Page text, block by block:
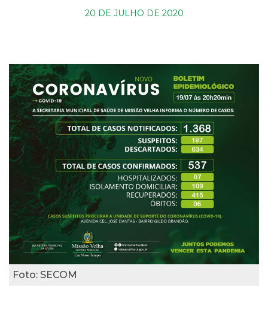
20 DE JULHO DE 2020
Foto: SECOM